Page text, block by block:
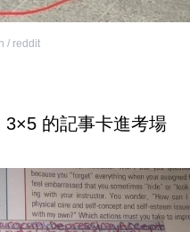
/ reddit
的記事卡進考場